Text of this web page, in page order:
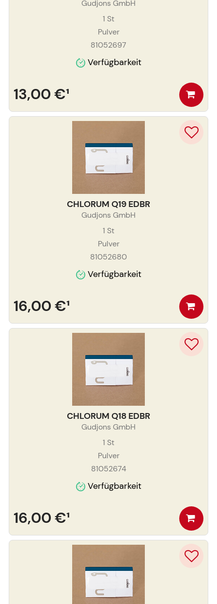
Gudjons GmbH
1 St
Pulver
81052697
Verfügbarkeit
13,00 €¹
CHLORUM Q19 EDBR
Gudjons GmbH
1 St
Pulver
81052680
Verfügbarkeit
16,00 €¹
CHLORUM Q18 EDBR
Gudjons GmbH
1 St
Pulver
81052674
Verfügbarkeit
16,00 €¹